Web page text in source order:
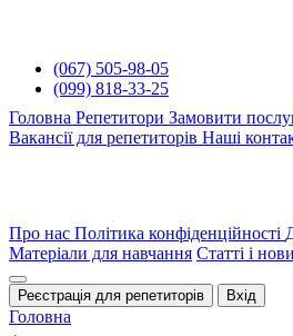
(067) 505-98-05
(099) 818-33-25
Головна Репетитори Замовити
Вакансії для репетиторів Наші
Про нас Політика конфіденційності
Матеріали для навчання Статті і
Реєстрація для репетиторів Вхід
Головна